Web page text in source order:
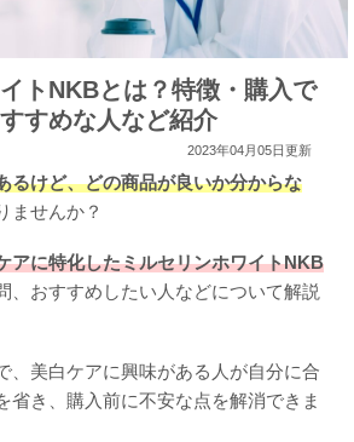
トNKBとは？特徴・購入で
すめな人など紹介
2023年04月05日更新
るけど、どの商品が良いか分からな
ませんか？
アに特化したミルセリンホワイトNKB
、おすすめしたい人などについて解説
、美白ケアに興味がある人が自分に合
省き、購入前に不安な点を解消できま